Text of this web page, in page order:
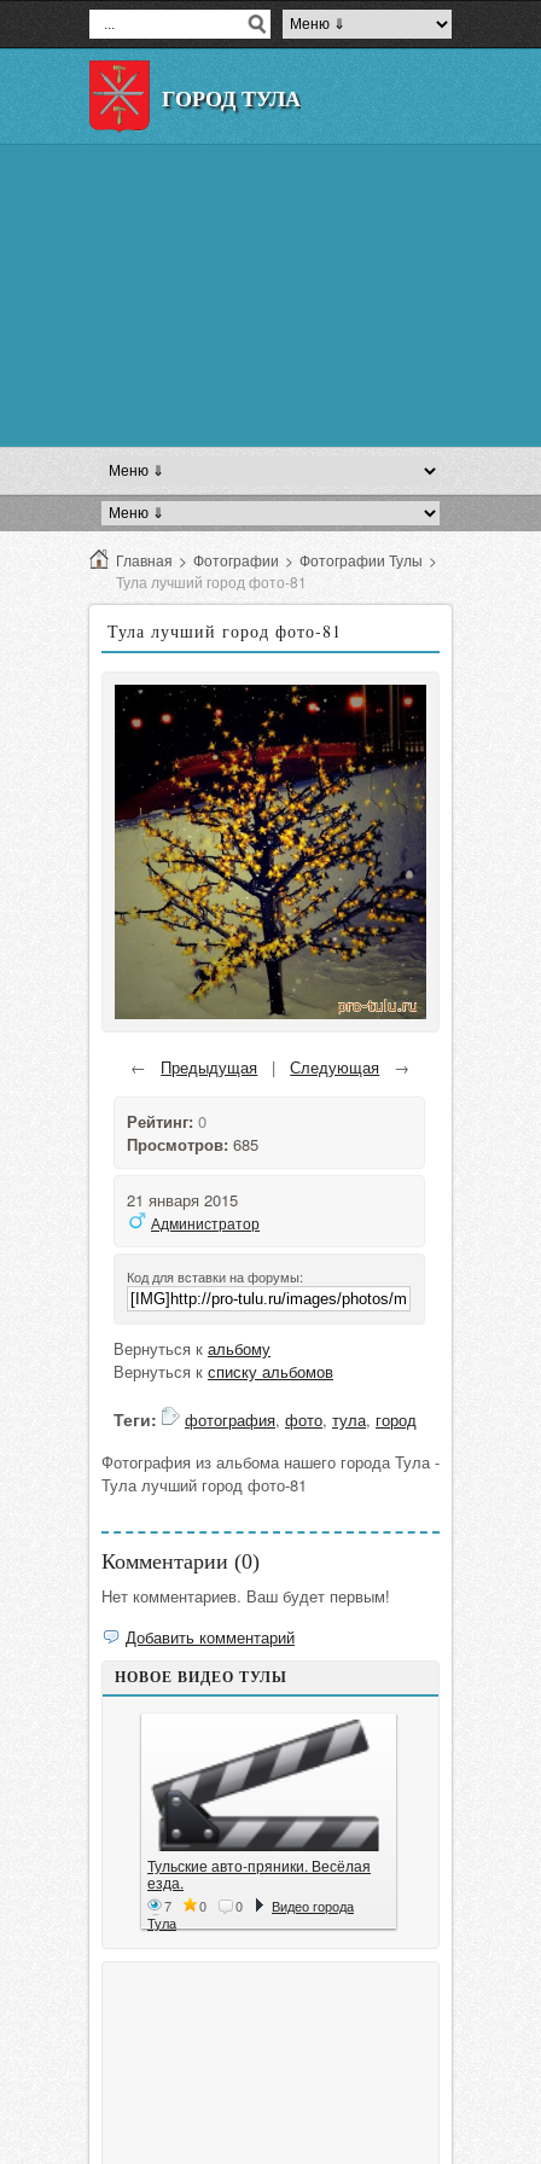
ГОРОД ТУЛА
Главная > Фотографии > Фотографии Тулы >
Тула лучший город фото-81
Тула лучший город фото-81
← Предыдущая |Следующая →
Рейтинг: 0
Просмотров: 685
21 января 2015
Администратор
Код для вставки на форумы:
Вернуться к альбому
Вернуться к списку альбомов
Теги: фотография, фото, тула, город
Фотография из альбома нашего города Тула -
Тула лучший город фото-81
Комментарии (0)
Нет комментариев. Ваш будет первым!
Добавить комментарий
НОВОЕ ВИДЕО ТУЛЫ
Тульские авто-пряники. Весёлая
езда.
7 0 0
Видео города
Тула